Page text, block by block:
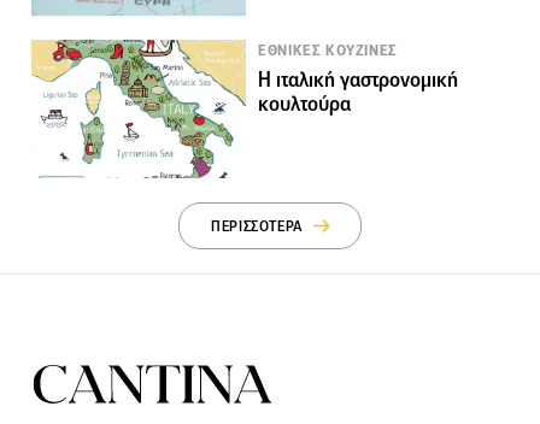
ΕΘΝΙΚΕΣ ΚΟΥΖΙΝΕΣ
Η ιταλική γαστρονομική
κουλτούρα
ΠΕΡΙΣΣΟΤΕΡΑ